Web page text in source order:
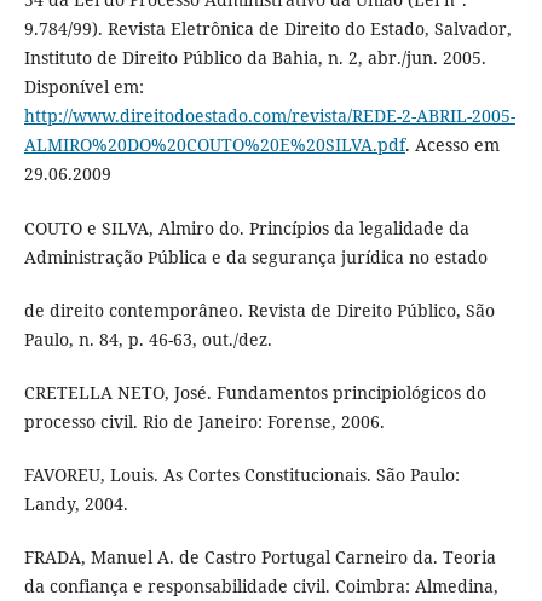
9.784/99). Revista Eletrônica de Direito do Estado, Salvador,
Instituto de Direito Público da Bahia, n. 2, abr./jun. 2005.
Disponível em:
http://www.direitodoestado.com/revista/REDE-2-ABRIL-2005-
ALMIRO%20DO%20COUTO%20E%20SILVA.pdf. Acesso em
29.06.2009
COUTO e SILVA, Almiro do. Princípios da legalidade da
Administração Pública e da segurança jurídica no estado
de direito contemporâneo. Revista de Direito Público, São
Paulo, n. 84, p. 46-63, out./dez.
CRETELLA NETO, José. Fundamentos principiológicos do
processo civil. Rio de Janeiro: Forense, 2006.
FAVOREU, Louis. As Cortes Constitucionais. São Paulo:
Landy, 2004.
FRADA, Manuel A. de Castro Portugal Carneiro da. Teoria
da confiança e responsabilidade civil. Coimbra: Almedina,